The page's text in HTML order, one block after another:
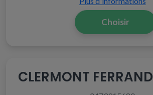
Choisir
CLERMONT FERRAND